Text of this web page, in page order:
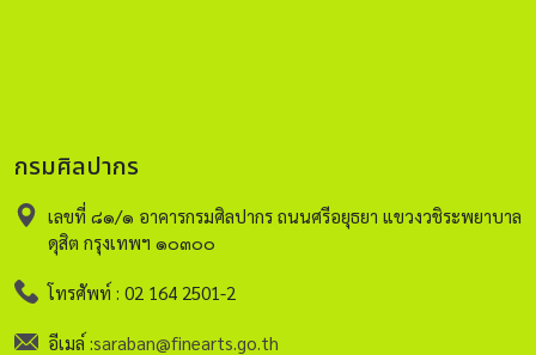
กรมศิลปากร
เลขที่ ๘๑/๑ อาคารกรมศิลปากร ถนนศรีอยุธยา แขวงวชิระพยาบาล
ดุสิต กรุงเทพฯ ๑๐๓๐๐
โทรศัพท์ : 02 164 2501-2
อีเมล์ :saraban@finearts.go.th